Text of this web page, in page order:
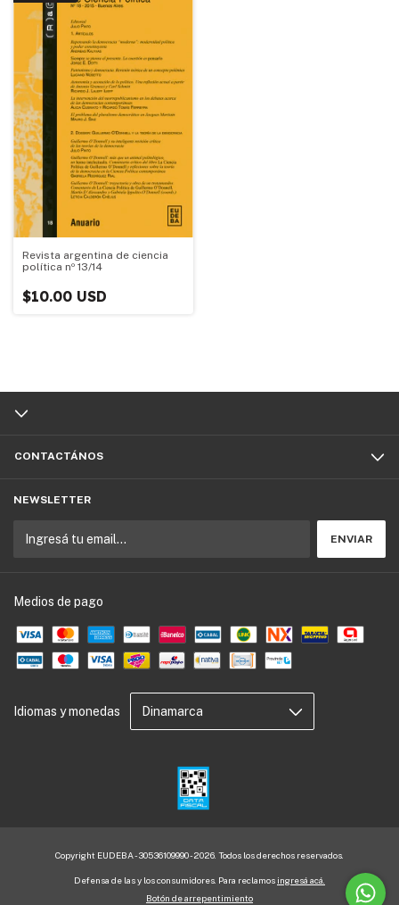
Revista argentina de ciencia
política nº 13/14
$10.00 USD
CONTACTÁNOS
NEWSLETTER
Medios de pago
Idiomas y monedas
Copyright EUDEBA - 30536109990 - 2026. Todos los derechos reservados.
Defensa de las y los consumidores. Para reclamos ingresá acá.
Botón de arrepentimiento